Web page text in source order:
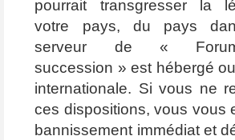
pourrait transgresser la
votre pays, du pays
serveur de «
succession » est hébergé
internationale. Si vous ne
ces dispositions, vous vous
bannissement immédiat et